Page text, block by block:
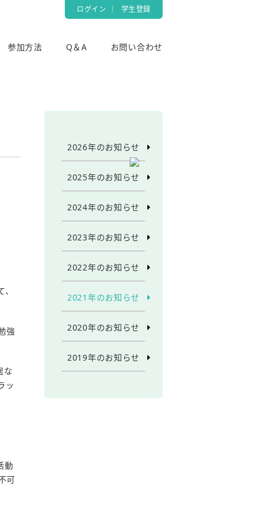
ログイン 学生登録
参加方法 Q＆A お問い合わせ
強
な
ッ
動
可
2026年のお知らせ
2025年のお知らせ
2024年のお知らせ
2023年のお知らせ
2022年のお知らせ
2021年のお知らせ
2020年のお知らせ
2019年のお知らせ